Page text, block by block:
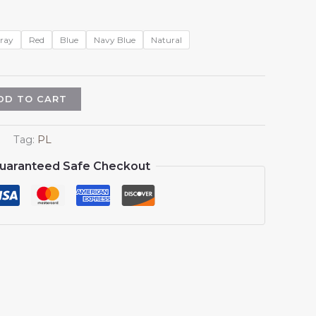
Red Blue Navy Blue Natural
TO CART
Tag: PL
Safe Checkout